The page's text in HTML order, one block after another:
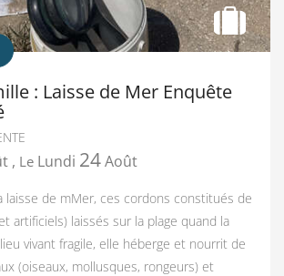
: Laisse de Mer Enquête
, Le Lundi 24Août
laisse de mMer, ces cordons constitués de
artificiels) laissés sur la plage quand la
vivant fragile, elle héberge et nourrit de
(oiseaux, mollusques, rongeurs) et